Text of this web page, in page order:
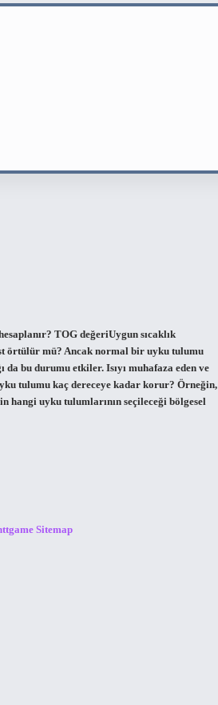
TOG değeriUygun sıcaklık
örtülür mü? Ancak normal bir uyku tulumu
bu durumu etkiler. Isıyı muhafaza eden ve
tulumu kaç dereceye kadar korur? Örneğin,
hangi uyku tulumlarının seçileceği bölgesel
Sitemap